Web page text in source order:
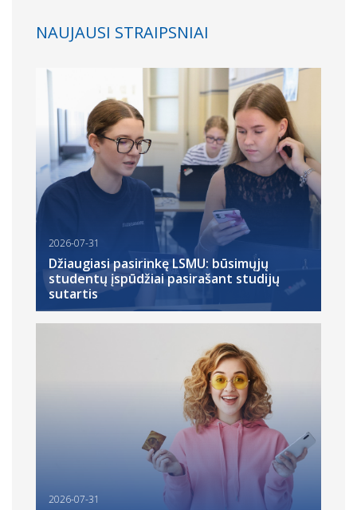
NAUJAUSI STRAIPSNIAI
2026-07-31
Džiaugiasi pasirinkę LSMU: būsimųjų
studentų įspūdžiai pasirašant studijų
sutartis
2026-07-31